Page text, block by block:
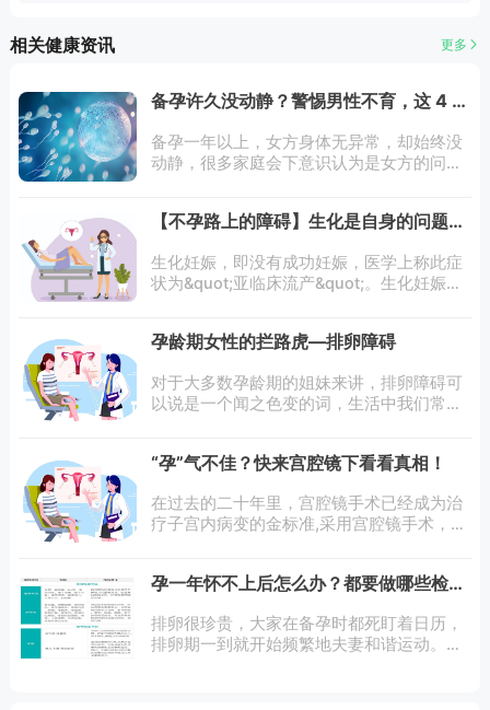
能失调性子宫出血、多囊卵巢综合症、卵巢功能早衰、女性
相关健康资讯 更多
备孕许久没动静？警惕男性不育，这 4 个
备孕一年以上，女方身体无异常，却始终没
动静，很多家庭会下意识认为是女方的问
与精子异常相关。备孕无果别盲目焦虑，先
【不孕路上的障碍】生化是自身的问题
生化妊娠，即没有成功妊娠，医学上称此症
状为&quot;亚临床流产&quot;。生化妊娠就
生化妊娠的原因主要原因是
孕龄期女性的拦路虎—排卵障碍
对于大多数孕龄期的姐妹来讲，排卵障碍可
以说是一个闻之色变的词，生活中我们常常
是指由于下丘脑-垂体-卵巢性腺轴功能
“孕”气不佳？快来宫腔镜下看看真相！
在过去的二十年里，宫腔镜手术已经成为治
疗子宫内病变的金标准,采用宫腔镜手术，能
内膜状况、宫腔形态能够准确的判断。生育
孕一年怀不上后怎么办？都要做哪些检
排卵很珍贵，大家在备孕时都死盯着日历，
排卵期一到就开始频繁地夫妻和谐运动。结